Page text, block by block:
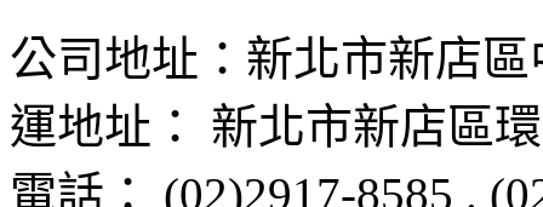
公司地址： 新北市新店區
運地址： 新北市新店區
電話： (02)2917-8585 .